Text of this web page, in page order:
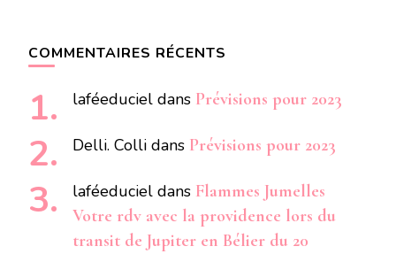
COMMENTAIRES RÉCENTS
laféeduciel dans Prévisions pour 2023
Delli. Colli dans Prévisions pour 2023
laféeduciel dans Flammes Jumelles
Votre rdv avec la providence lors du
transit de Jupiter en Bélier du 20